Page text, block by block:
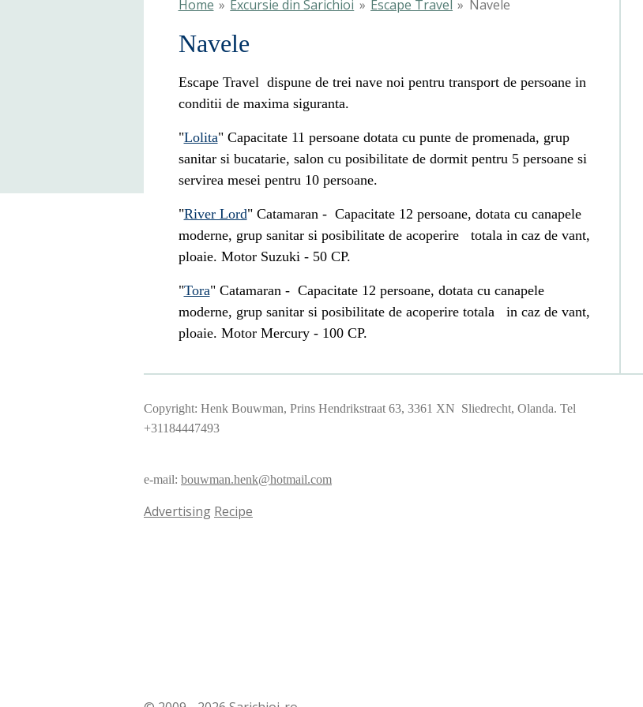
Home » Excursie din Sarichioi » Escape Travel » Navele
Navele
Escape Travel dispune de trei nave noi pentru transport de persoane in
conditii de maxima siguranta.
"Lolita" Capacitate 11 persoane dotata cu punte de promenada, grup
sanitar si bucatarie, salon cu posibilitate de dormit pentru 5 persoane si
servirea mesei pentru 10 persoane.
"River Lord" Catamaran - Capacitate 12 persoane, dotata cu canapele
moderne, grup sanitar si posibilitate de acoperire totala in caz de vant,
ploaie. Motor Suzuki - 50 CP.
"Tora" Catamaran - Capacitate 12 persoane, dotata cu canapele
moderne, grup sanitar si posibilitate de acoperire totala in caz de vant,
ploaie. Motor Mercury - 100 CP.
Copyright: Henk Bouwman, Prins Hendrikstraat 63, 3361 XN Sliedrecht, Olanda. Tel
+31184447493
e-mail: bouwman.henk@hotmail.com
Advertising Recipe